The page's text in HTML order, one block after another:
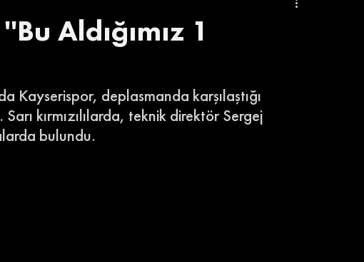
Aldığımız 1
Kayserispor, deplasmanda karşılaştığı
kırmızılılarda, teknik direktör Sergej
bulundu.